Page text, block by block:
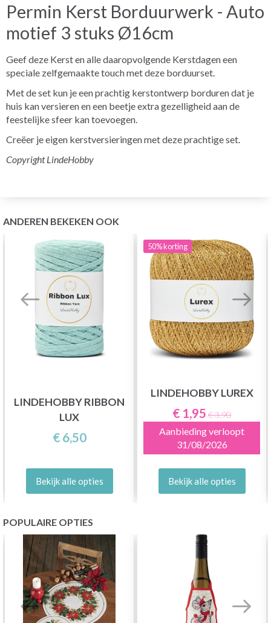
Permin Kerst Borduurwerk - Auto
motief 3 stuks Ø16cm
Geef deze Kerst en alle daaropvolgende Kerstdagen een
speciale zelfgemaakte touch met deze borduurset.
Met de set kun je een prachtig kerstontwerp borduren dat je
huis kan versieren en een beetje extra gezelligheid aan de
feestelijke sfeer kan toevoegen.
Creëer je eigen kerstversieringen met deze prachtige set.
Copyright LindeHobby
ANDEREN BEKEKEN OOK
LINDEHOBBY RIBBON
LUX
€ 6,50
Bekijk alle opties
50%korting
LINDEHOBBY LUREX
€ 1,95 € 3,90
Aanbieding verloopt
31/08/2026
Bekijk alle opties
POPULAIRE OPTIES